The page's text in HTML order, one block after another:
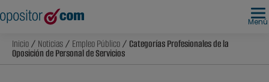
Menú
Inicio/ Noticias/ Empleo Público/ Categorías Profesionales de la
Oposición de Personal de Servicios